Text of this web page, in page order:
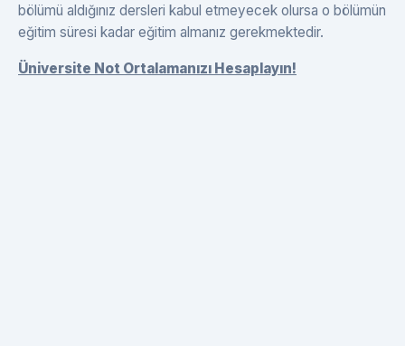
bölümü aldığınız dersleri kabul etmeyecek olursa o bölümün
eğitim süresi kadar eğitim almanız gerekmektedir.
Üniversite Not Ortalamanızı Hesaplayın!